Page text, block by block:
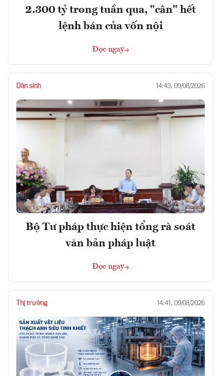
2.300 tỷ trong tuần qua, "cân" hết
lệnh bán của vốn nội
Đọc ngay
Dân sinh 14:43, 09/08/2026
Bộ Tư pháp thực hiện tổng rà soát
văn bản pháp luật
Đọc ngay
Thị trường 14:41, 09/08/2026